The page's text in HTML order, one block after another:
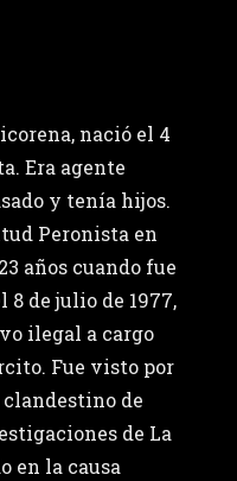
nació el 4
Era agente
y tenía hijos.
Peronista en
años cuando fue
8 de julio de 1977,
ilegal a cargo
Fue visto por
de
de La
en la causa